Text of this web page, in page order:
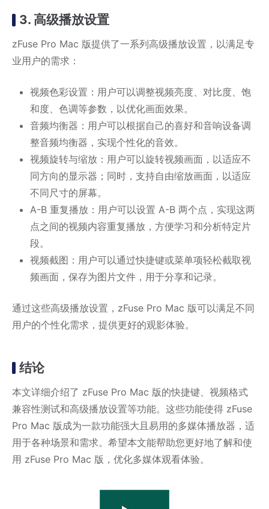
3. 高级播放设置
zFuse Pro Mac 版提供了一系列高级播放设置，以满足专
业用户的需求：
视频色彩设置：用户可以调整视频亮度、对比度、饱
和度、色调等参数，以优化画面效果。
音频均衡器：用户可以根据自己的喜好和音响设备调
整音频均衡器，实现个性化的音效。
视频旋转与缩放：用户可以旋转视频画面，以适应不
同方向的显示器；同时，支持自由缩放画面，以适应
不同尺寸的屏幕。
A-B 重复播放：用户可以设置 A-B 两个点，实现这两
点之间的视频内容重复播放，方便学习和分析特定片
段。
视频截图：用户可以通过快捷键或菜单项轻松截取视
频画面，保存为图片文件，用于分享和记录。
通过这些高级播放设置，zFuse Pro Mac 版可以满足不同
用户的个性化需求，提供更好的观影体验。
结论
本文详细介绍了 zFuse Pro Mac 版的快捷键、视频格式
兼容性测试和高级播放设置等功能。这些功能使得 zFuse
Pro Mac 版成为一款功能强大且易用的多媒体播放器，适
用于各种场景和需求。希望本文能帮助您更好地了解和使
用 zFuse Pro Mac 版，优化多媒体观看体验。